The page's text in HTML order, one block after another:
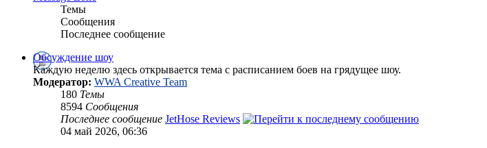
Темы
Сообщения
Последнее сообщение
Обсуждение шоу
Каждую неделю здесь открывается тема с расписанием боев на грядущее шоу.
Модератор: WWA Creative Team
180 Темы
8594 Сообщения
Последнее сообщение JetHose Reviews
04 май 2026, 06:36